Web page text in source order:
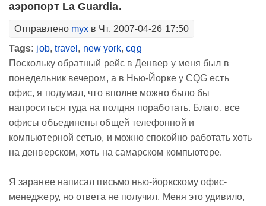
аэропорт La Guardia.
Отправлено myx в Чт, 2007-04-26 17:50
Tags: job, travel , new york,cqg
Поскольку обратный рейс в Денвер у меня был в
понедельник вечером, а в Нью-Йорке у CQG есть
офис, я подумал, что вполне можно было бы
напроситься туда на полдня поработать. Благо, все
офисы объединены общей телефонной и
компьютерной сетью, и можно спокойно работать хоть
на денверском, хоть на самарском компьютере.
Я заранее написал письмо нью-йоркскому офис-
менеджеру, но ответа не получил. Меня это удивило,